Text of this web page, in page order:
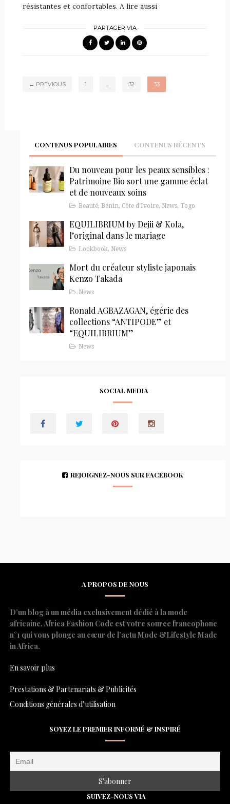
résistantes et confortables. A lire aussi
PARTAGER VIA
← PREVIOUS 1 … 32 33
CONTENUS POPULAIRES CONTENUS RÉCENTS
Du nouveau pour les peaux sensibles :
Patrimoine Bio sort une gamme éclat
et de nouveaux soins
Beauté, Bénin, Côte d'Ivoire, News, Togo
EQUILIBRIUM by Dejii & Kola,
l’original dans le mariage
Lookbook, News
Mort du créateur styliste japonais
Kenzo Takada
News
Ronald AGBAZAGAN, égérie des
collections “ANTIPODE” et
“EQUILIBRIUM”
News
SOCIAL MEDIA
REJOIGNEZ-NOUS SUR FACEBOOK
A PROPOS DE NOUS
D’un blog à un média exclusivement dédié à la mode
africaine, Africa Fashion Code est votre source francophone
n°1 qui vous plonge au cœur de l’actu Mode &Lifestyle Made
in Africa.
En savoir plus
Prestations & Partenariats & Publicités
Conditions générales d’utilisation
SOYEZ LE PREMIER INFORMÉ & INSPIRÉ
SUIVEZ-NOUS VIA